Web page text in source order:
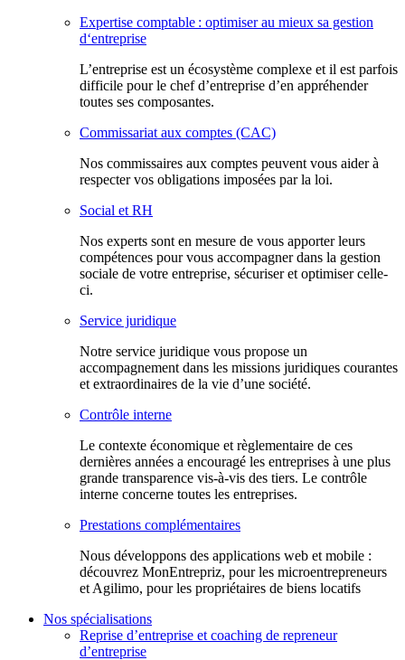
Expertise comptable : optimiser au mieux sa gestion
d‘entreprise
L’entreprise est un écosystème complexe et il est parfois
difficile pour le chef d’entreprise d’en appréhender
toutes ses composantes.
Commissariat aux comptes (CAC)
Nos commissaires aux comptes peuvent vous aider à
respecter vos obligations imposées par la loi.
Social et RH
Nos experts sont en mesure de vous apporter leurs
compétences pour vous accompagner dans la gestion
sociale de votre entreprise, sécuriser et optimiser celle-
ci.
Service juridique
Notre service juridique vous propose un
accompagnement dans les missions juridiques courantes
et extraordinaires de la vie d’une société.
Contrôle interne
Le contexte économique et règlementaire de ces
dernières années a encouragé les entreprises à une plus
grande transparence vis-à-vis des tiers. Le contrôle
interne concerne toutes les entreprises.
Prestations complémentaires
Nous développons des applications web et mobile :
découvrez MonEntrepriz, pour les microentrepreneurs
et Agilimo, pour les propriétaires de biens locatifs
Nos spécialisations
Reprise d’entreprise et coaching de repreneur
d’entreprise